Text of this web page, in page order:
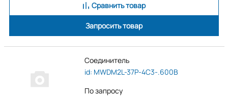
Сравнить товар
Запросить товар
Соединитель
id: MWDM2L-37P-4C3-.600B
По запросу